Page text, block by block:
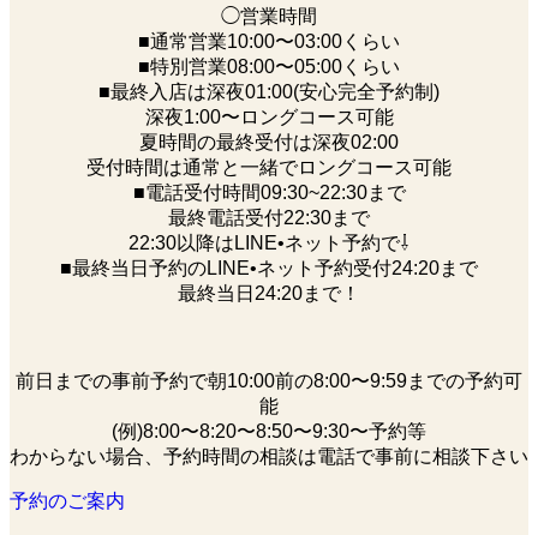
◯営業時間
■通常営業10:00〜03:00くらい
■特別営業08:00〜05:00くらい
■最終入店は深夜01:00(安心完全予約制)
深夜1:00〜ロングコース可能
夏時間の最終受付は深夜02:00
受付時間は通常と一緒でロングコース可能
■電話受付時間09:30~22:30まで
️最終電話受付22:30まで
22:30以降はLINE•ネット予約で⇩
■最終当日予約のLINE•ネット予約受付24:20まで
最終当日24:20まで！
前日までの事前予約で朝10:00前の8:00〜9:59までの予約可
能
(例)8:00〜8:20〜8:50〜9:30〜予約等
わからない場合、予約時間の相談は電話で事前に相談下さい
予約のご案内